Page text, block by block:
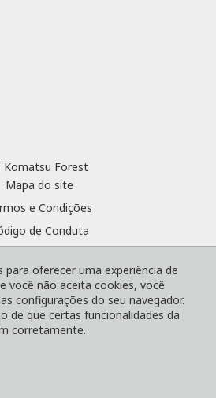
Forest
Mapa do site
e Condições
de Conduta
de Privacidade
SAC
Complice
para oferecer uma experiência de
você não aceita cookies, você
configurações do seu navegador.
de que certas funcionalidades da
corretamente.